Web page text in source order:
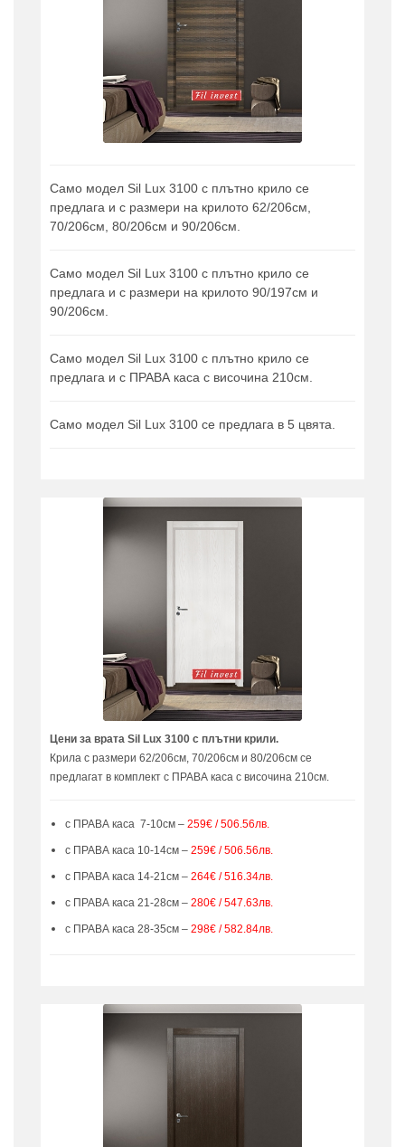
Само модел Sil Lux 3100 с плътно крило се
предлага и с размери на крилото 62/206см,
70/206см, 80/206см и 90/206см.
Само модел Sil Lux 3100 с плътно крило се
предлага и с размери на крилото 90/197см и
90/206см.
Само модел Sil Lux 3100 с плътно крило се
предлага и с ПРАВА каса с височина 210см.
Само модел Sil Lux 3100 се предлага в 5 цвята.
Цени за врата Sil Lux 3100 с плътни крили.
Крила с размери 62/206см, 70/206см и 80/206см се
предлагат в комплект с ПРАВА каса с височина 210см.
с ПРАВА каса 7-10см –259€ / 506.56лв.
с ПРАВА каса 10-14см –259€ / 506.56лв.
с ПРАВА каса 14-21см –264€ / 516.34лв.
с ПРАВА каса 21-28см –280€ / 547.63лв.
с ПРАВА каса 28-35см –298€ / 582.84лв.